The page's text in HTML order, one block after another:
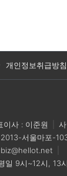
개인정보취급방침
이사 : 이준원
서울마포-
일 9시~12시, 13